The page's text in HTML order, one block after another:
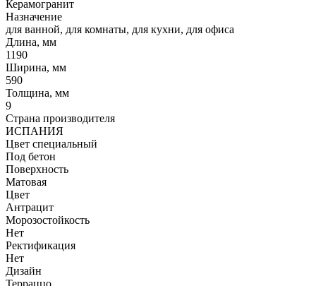
Керамогранит
Назначение
для ванной, для комнаты, для кухни, для офиса
Длина, мм
1190
Ширина, мм
590
Толщина, мм
9
Страна производителя
ИСПАНИЯ
Цвет специальный
Под бетон
Поверхность
Матовая
Цвет
Антрацит
Морозостойкость
Нет
Ректификация
Нет
Дизайн
Терраццо